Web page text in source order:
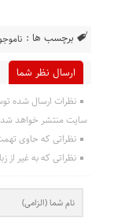
برچسب ها :
ارسال نظر شما
نظرات ارسال شده
سایت منتشر خواهد
نظراتی که حاوی
نظراتی که به غیر از